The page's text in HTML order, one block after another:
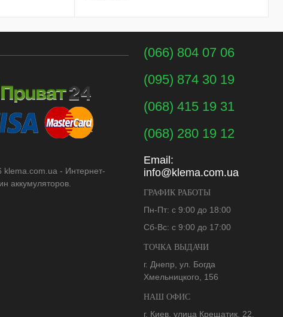
klema.com.ua - Интернет-
аккумуляторов.
(066) 804 07 06
(095) 874 30 19
(068) 415 19 31
(068) 280 19 12
Email:
info@klema.com.ua
ГРАФИК РАБОТЫ
Пн-Пт: с 9:00 до 18:00
Сб-Вс: с 9:00 до 17:00
ТОЧКА ВЫДАЧИ
г. Днепр, ул. Богда
Хмельницкого, 156
НАШ ОФИС
г. Киев, улица Крещатик, 22,